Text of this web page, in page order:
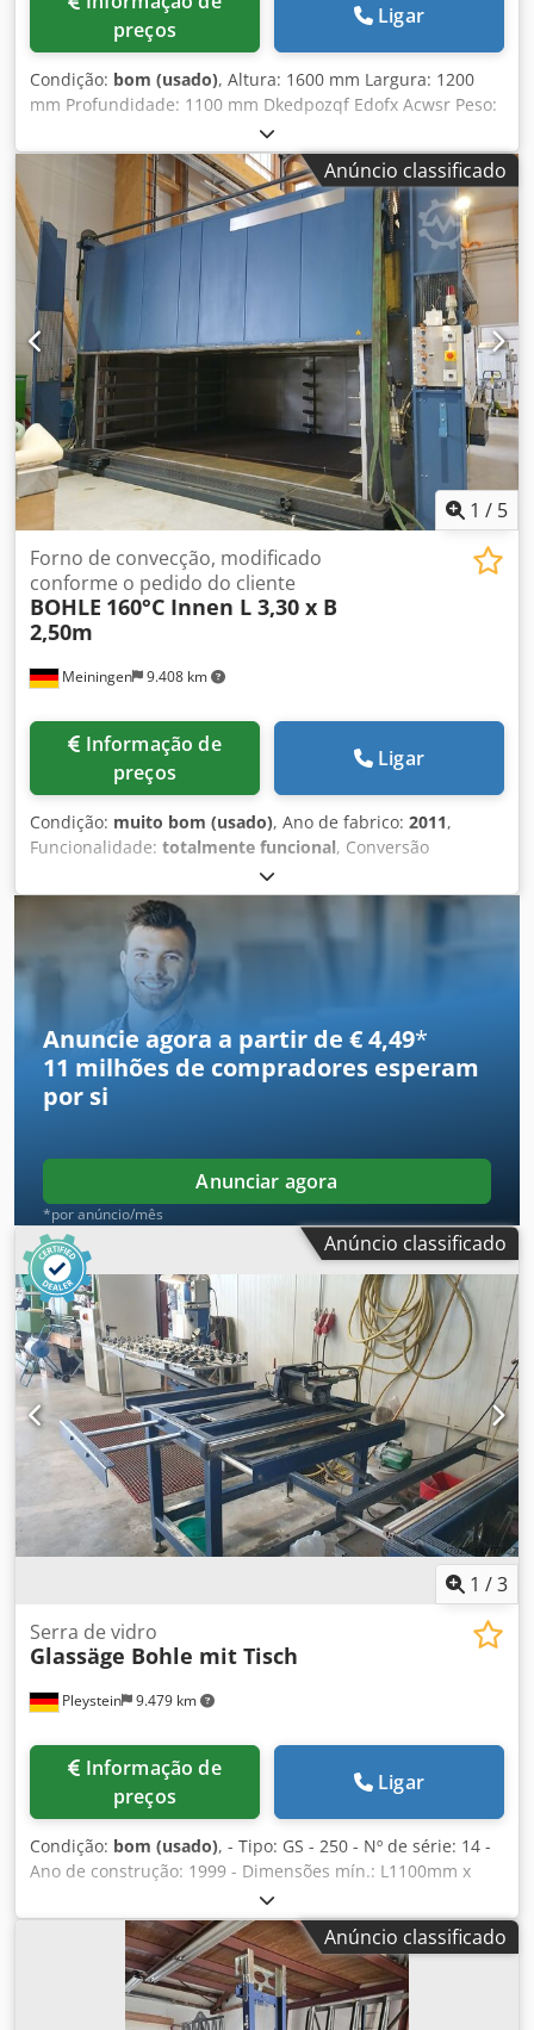
preços
Ligar
Condição: bom (usado), Altura: 1600 mm Largura: 1200
mm Profundidade: 1100 mm Dkedpozqf Edofx Acwsr Peso:
aproximadamente 250 kg Estado: bom, usado.
Anúncio classificado
1 / 5
Meiningen 9.408 km
Forno de convecção, modificado
conforme o pedido do cliente
BOHLE 160°C Innen L 3,30 x B
2,50m
preços
Ligar
Condição: muito bom (usado), Ano de fabrico: 2011,
Funcionalidade: totalmente funcional, Conversão
conforme solicitação do cliente! - Tmax 160°C - Porta
basculante Dodoxd A N Tepfx Acwokr - Dimensões internas
(C x L x A): 3300 x 2500 x 1150 mm - Controlador JUMO
IMAGO - Controle de ar: 6 ventiladores, 6000 m³/h por
ventilador - Peso próprio: 3000 kg - Potência de conexão:
65 kW - Conexão: 400V 50Hz-3/N/PE 100A/fase Forno,
fornos, forno industrial, forno de pré-aquecimento, forno
de secagem, forno de têmpera
Anuncie agora a partir de € 4,49*
11 milhões de compradores esperam
por si
Anunciar agora
*por anúncio/mês
Anúncio classificado
1 /3
Pleystein 9.479 km
Serra de vidro
Glassäge Bohle mit Tisch
preços
Ligar
Condição: bom (usado), - Tipo: GS - 250 - Nº de série: 14 -
Ano de construção: 1999 - Dimensões mín.: L1100mm x
W800mm x H900mm - máx.: L1700mm x W1300mm x
H900mm - Tipo de alimentação: 1 x 220V / 50HZ / 7,8 A -
Carga ligada: 1500w / 2800 MIN - 1 kW Dedporgqp Nofx
Acwjkr - Preço sob consulta
Anúncio classificado